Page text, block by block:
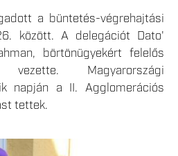
a büntetés-végrehajtási
között. A delegációt Dato'
börtönügyekért felelős
vezette. Magyarországi
napján a II. Agglomerációs
tettek.